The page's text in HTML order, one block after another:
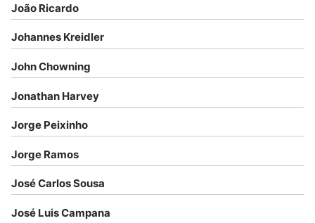
João Ricardo
Johannes Kreidler
John Chowning
Jonathan Harvey
Jorge Peixinho
Jorge Ramos
José Carlos Sousa
José Luis Campana